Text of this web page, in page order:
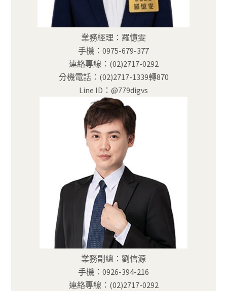
業務經理：羅憶雯
手機：0975-679-377
連絡專線：(02)2717-0292
分機電話：(02)2717-1339轉870
Line ID：@779digvs
業務副總：劉信源
手機：0926-394-216
連絡專線：(02)2717-0292